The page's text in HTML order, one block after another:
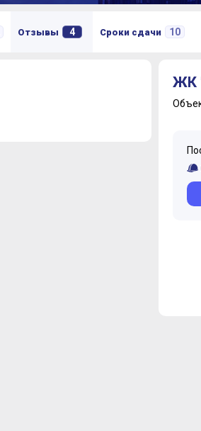
Отзывы 4 Сроки сдачи 10
ЖК